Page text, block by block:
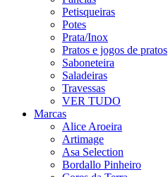
Petisqueiras
Potes
Prata/Inox
Pratos e jogos de pratos
Saboneteira
Saladeiras
Travessas
VER TUDO
Marcas
Alice Aroeira
Artimage
Asa Selection
Bordallo Pinheiro